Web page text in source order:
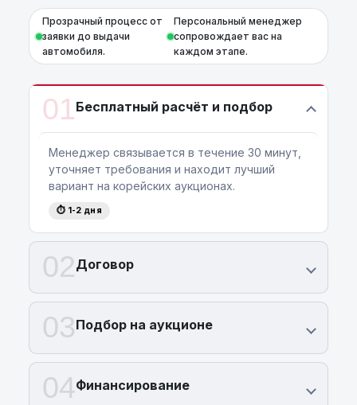
Прозрачный процесс от
заявки до выдачи
автомобиля.
Персональный менеджер
сопровождает вас на
каждом этапе.
01Бесплатный расчёт и подбор
Менеджер связывается в течение 30 минут,
уточняет требования и находит лучший
вариант на корейских аукционах.
⏱ 1-2 дня
02Договор
03Подбор на аукционе
04Финансирование